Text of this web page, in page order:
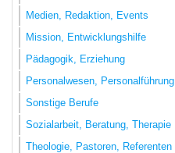
Medien, Redaktion, Events
Mission, Entwicklungshilfe
Pädagogik, Erziehung
Personalwesen, Personalführung
Sonstige Berufe
Sozialarbeit, Beratung, Therapie
Theologie, Pastoren, Referenten